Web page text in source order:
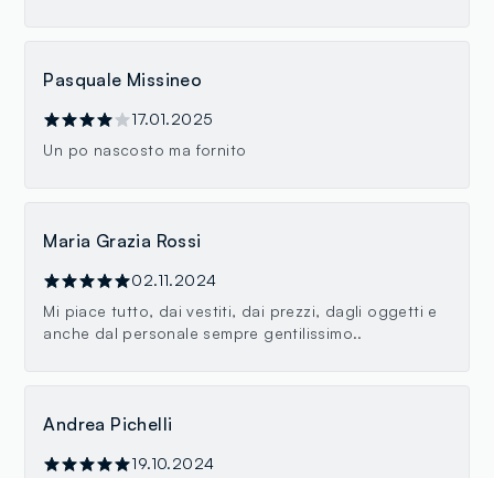
Pasquale Missineo
17.01.2025
Un po nascosto ma fornito
Maria Grazia Rossi
02.11.2024
Mi piace tutto, dai vestiti, dai prezzi, dagli oggetti e
anche dal personale sempre gentilissimo..
Andrea Pichelli
19.10.2024